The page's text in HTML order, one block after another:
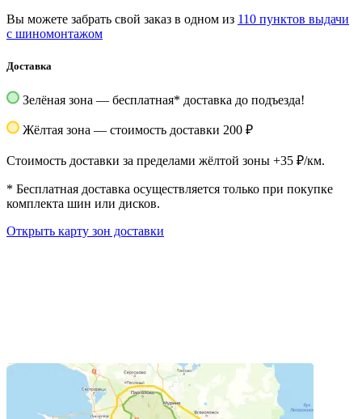
Вы можете забрать свой заказ в одном из 110 пунктов выдачи
с шиномонтажом
Доставка
Зелёная зона — бесплатная* доставка до подъезда!
Жёлтая зона — стоимость доставки 200 ₽
Стоимость доставки за пределами жёлтой зоны +35 ₽/км.
* Бесплатная доставка осуществляется только при покупке
комплекта шин или дисков.
Открыть карту зон доставки